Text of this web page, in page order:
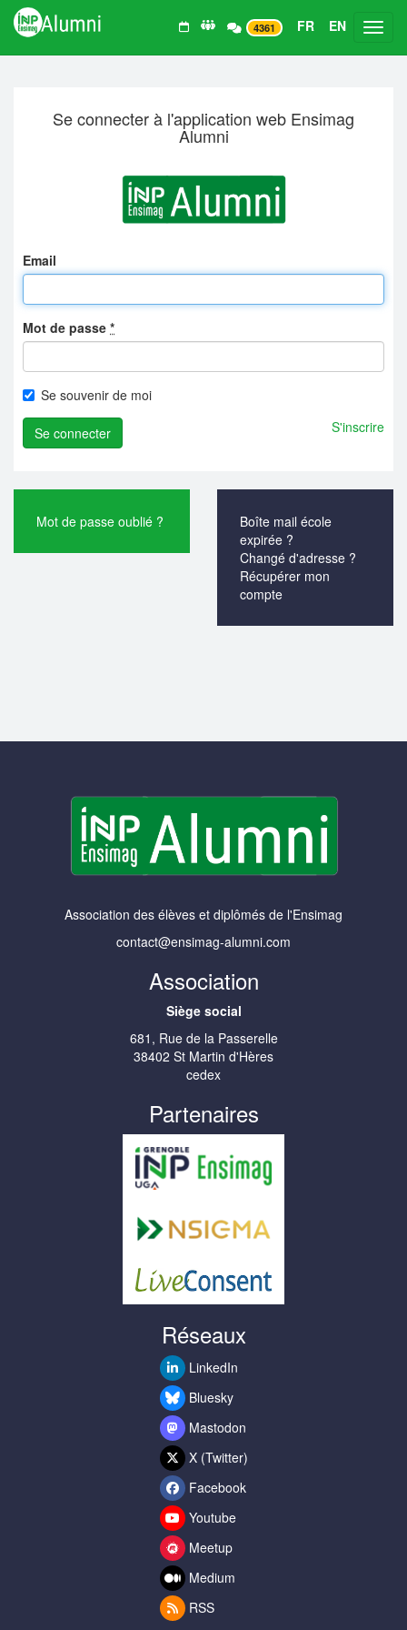
4361 FR EN
Se connecter à l'application web Ensimag
Alumni
Email
Mot de passe *
Se souvenir de moi
S'inscrire
Mot de passe oublié ?
Boîte mail école
expirée ?
Changé d'adresse ?
Récupérer mon
compte
Association des élèves et diplômés de l'Ensimag
contact@ensimag-alumni.com
Association
Siège social
681, Rue de la Passerelle
38402 St Martin d'Hères
cedex
Partenaires
Réseaux
LinkedIn
Bluesky
Mastodon
X (Twitter)
Facebook
Youtube
Meetup
Medium
RSS